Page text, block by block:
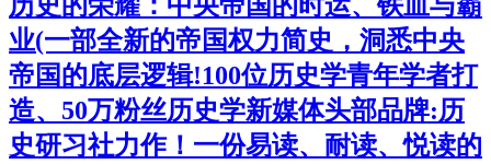
业(一部全新的帝国权力简史，洞悉中央
帝国的底层逻辑!100位历史学青年学者打
造、50万粉丝历史学新媒体头部品牌:历
史研习社力作！一份易读、耐读、悦读的